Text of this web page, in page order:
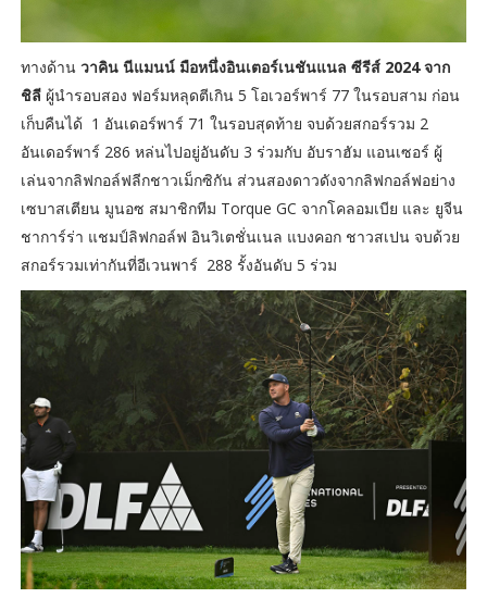
ทางด้านวาคิน นีแมนน์ มือหนึ่งอินเตอร์เนชันแนล ซีรีส์ 2024 จาก
ชิลีผู้นำรอบสอง ฟอร์มหลุดตีเกิน 5 โอเวอร์พาร์ 77 ในรอบสาม ก่อน
เก็บคืนได้ 1 อันเดอร์พาร์ 71 ในรอบสุดท้าย จบด้วยสกอร์รวม 2
อันเดอร์พาร์ 286 หล่นไปอยู่อันดับ 3 ร่วมกับ อับราฮัม แอนเซอร์ ผู้
เล่นจากลิฟกอล์ฟลีกชาวเม็กซิกัน ส่วนสองดาวดังจากลิฟกอล์ฟอย่าง
เซบาสเตียน มูนอซ สมาชิกทีม Torque GC จากโคลอมเบีย และ ยูจีน
ชาการ์ร่า แชมป์ลิฟกอล์ฟ อินวิเตชั่นเนล แบงคอก ชาวสเปน จบด้วย
สกอร์รวมเท่ากันที่อีเวนพาร์ 288 รั้งอันดับ 5 ร่วม